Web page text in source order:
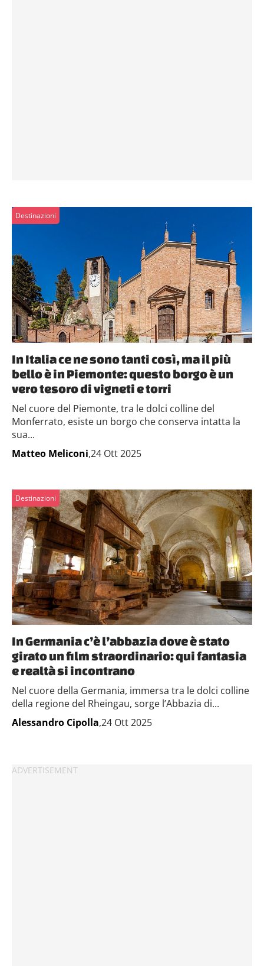
Destinazioni
In Italia ce ne sono tanti così, ma il più
bello è in Piemonte: questo borgo è un
vero tesoro di vigneti e torri
Nel cuore del Piemonte, tra le dolci colline del
Monferrato, esiste un borgo che conserva intatta la
sua...
Matteo Meliconi,24 Ott 2025
Destinazioni
In Germania c’è l’abbazia dove è stato
girato un film straordinario: qui fantasia
e realtà si incontrano
Nel cuore della Germania, immersa tra le dolci colline
della regione del Rheingau, sorge l’Abbazia di...
Alessandro Cipolla,24 Ott 2025